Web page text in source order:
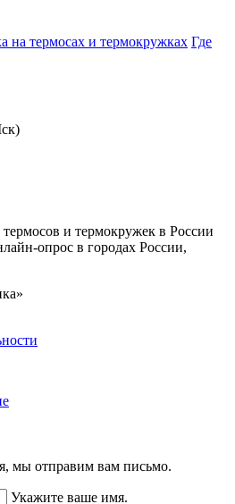
на термосах и термокружках Где
и термокружек в России
опрос в городах России,
мы отправим вам письмо.
Укажите ваше имя.